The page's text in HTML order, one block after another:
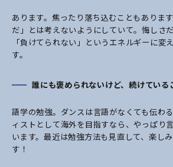
あります。焦ったり落ち込むこともありま
だ」とは考えないようにしていて。悔しさだ
「負けてられない」というエネルギーに変
す。
誰にも褒められないけど、続けている
語学の勉強。ダンスは言語がなくても伝わ
ィストとして海外を目指すなら、やっぱり
います。最近は勉強方法も見直して、楽し
す！